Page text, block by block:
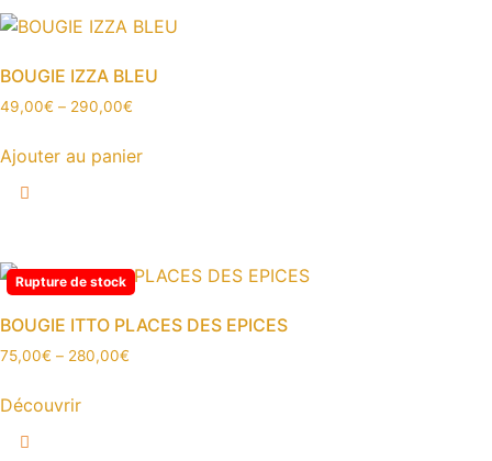
plusieurs
variations.
Les
peuvent
être
choisies
sur
du
produit
BOUGIE IZZA BLEU
49,00€ – 290,00€
Ajouter au panier
Ce
plusieurs
variations.
Les
peuvent
être
choisies
sur
Rupture de stock
BOUGIE ITTO PLACES DES EPICES
75,00€ – 280,00€
Découvrir
Ce